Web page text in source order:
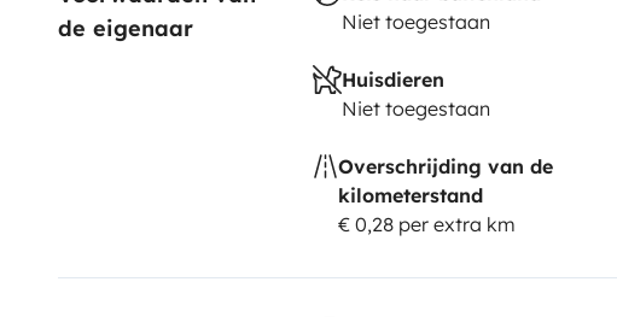
de eigenaar
Niet toegestaan
Huisdieren
Niet toegestaan
Overschrijding van de
kilometerstand
€ 0,28 per extra km